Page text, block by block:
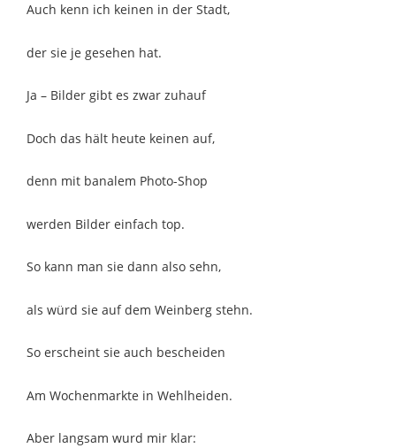
Auch kenn ich keinen in der Stadt,
der sie je gesehen hat.
Ja – Bilder gibt es zwar zuhauf
Doch das hält heute keinen auf,
denn mit banalem Photo-Shop
werden Bilder einfach top.
So kann man sie dann also sehn,
als würd sie auf dem Weinberg stehn.
So erscheint sie auch bescheiden
Am Wochenmarkte in Wehlheiden.
Aber langsam wurd mir klar: